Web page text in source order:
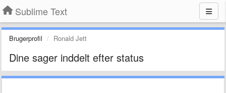
Sublime Text
Brugerprofil Ronald Jett
Dine sager inddelt efter status